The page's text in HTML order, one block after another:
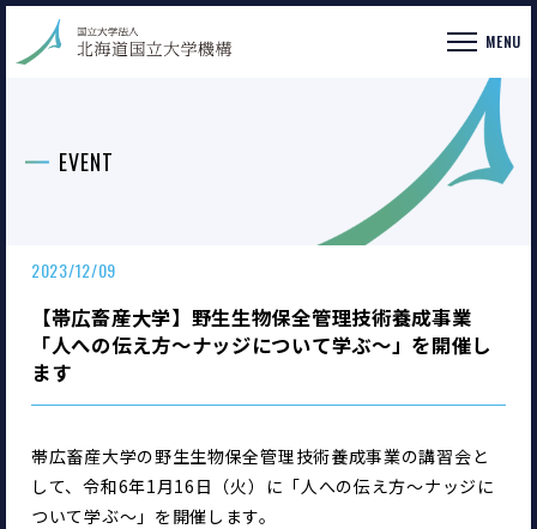
MENU
EVENT
2023/12/09
【帯広畜産大学】野生生物保全管理技術養成事業
「人への伝え方～ナッジについて学ぶ～」を開催し
ます
帯広畜産大学の野生生物保全管理技術養成事業の講習会と
して、令和6年1月16日（火）に「人への伝え方～ナッジに
ついて学ぶ～」を開催します。